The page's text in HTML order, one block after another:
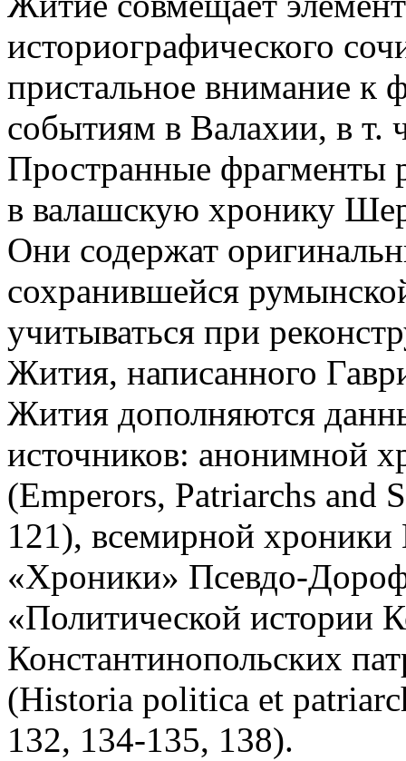
историографического
пристальное внимание к
событиям в Валахии, в т.
Пространные
в валашскую хронику
Они содержат
сохранившейся
учитываться при
Жития, написанного
Жития дополняются
источников: анонимной
(Emperors, Patriarchs and
121), всемирной
«Хроники» Псевдо-
«Политической истории
Константинопольских
(Historia politica et
132, 134-135, 138).